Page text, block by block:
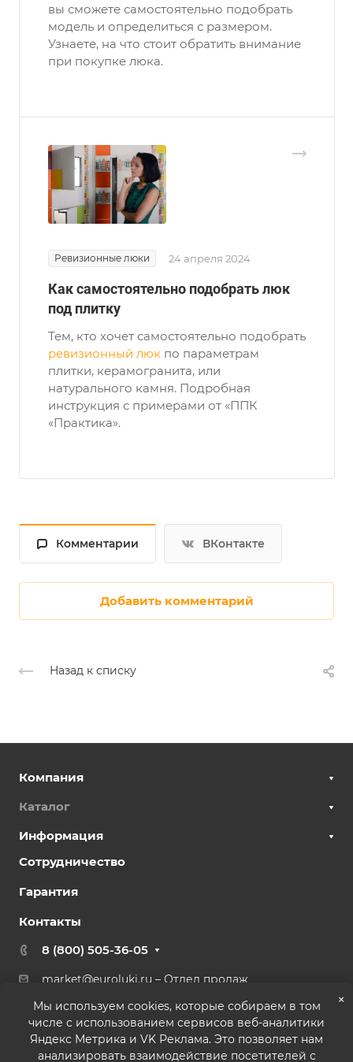
вы сможете самостоятельно подобрать
модель и определиться с размером.
Узнаете, на что стоит обратить внимание
при покупке люка.
Ревизионные люки 24 апреля 2024
Как самостоятельно подобрать люк
под плитку
Тем, кто хочет самостоятельно подобрать
ревизионный люк по параметрам
плитки, керамогранита, или
натурального камня. Подробная
инструкция с примерами от «ППК
«Практика».
Комментарии ВКонтакте
Добавить комментарий
Назад к списку
Компания
Каталог
Информация
Сотрудничество
Гарантия
Контакты
8 (800) 505-36-05
market@euroluki.ru – Отдел продаж
г. Москва, ул. Генерала Белова, 43 к2, офис 27
×
Мы используем cookies, которые собираем в том
числе с использованием сервисов веб-аналитики
Яндекс Метрика и VK Реклама. Это позволяет нам
анализировать взаимодействие посетителей с